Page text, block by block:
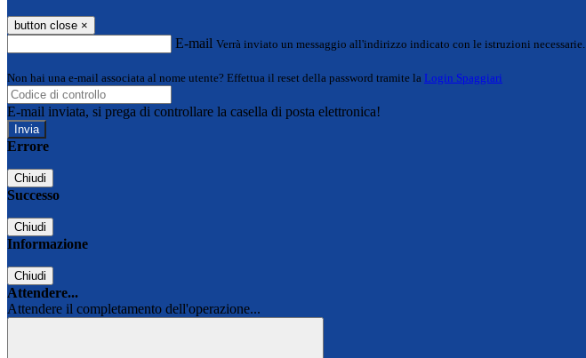
button close ×
E-mail Verrà inviato un messaggio all'indirizzo indicato con le istruzioni necessarie.
Non hai una e-mail associata al nome utente? Effettua il reset della password tramite la Login Spaggiari
E-mail inviata, si prega di controllare la casella di posta elettronica!
Errore
Chiudi
Successo
Chiudi
Informazione
Chiudi
Attendere...
Attendere il completamento dell'operazione...